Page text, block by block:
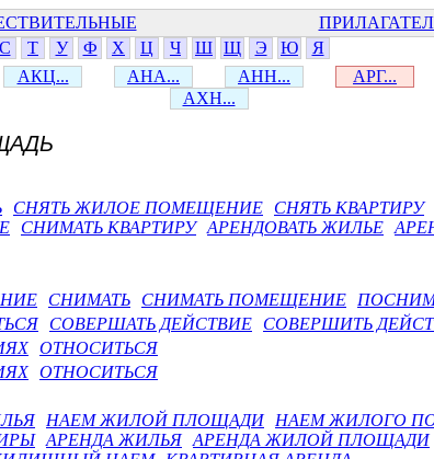
С Т У Ф Х Ц Ч Ш Щ Э Ю
Я
АКЦ... АНА... АНН... АРГ...
АХН...
СНЯТЬ ЖИЛОЕ ПОМЕЩЕНИЕ СНЯТЬ КВАРТИРУ
СНИМАТЬ КВАРТИРУ АРЕНДОВАТЬ ЖИЛЬЕ
СНИМАТЬ СНИМАТЬ ПОМЕЩЕНИЕ
СОВЕРШАТЬ ДЕЙСТВИЕ СОВЕРШИТЬ
ОТНОСИТЬСЯ
ОТНОСИТЬСЯ
НАЕМ ЖИЛОЙ ПЛОЩАДИ НАЕМ ЖИЛОГО
АРЕНДА ЖИЛЬЯ АРЕНДА ЖИЛОЙ ПЛОЩАДИ